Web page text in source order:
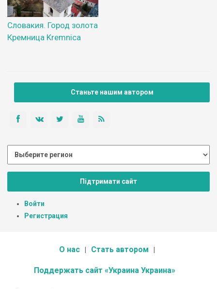
Словакия. Город золота
Кремница Kremnica
Станьте нашим автором
Підтримати сайт
Войти
Регистрация
О нас Стать автором
Поддержать сайт «Украина Украина»